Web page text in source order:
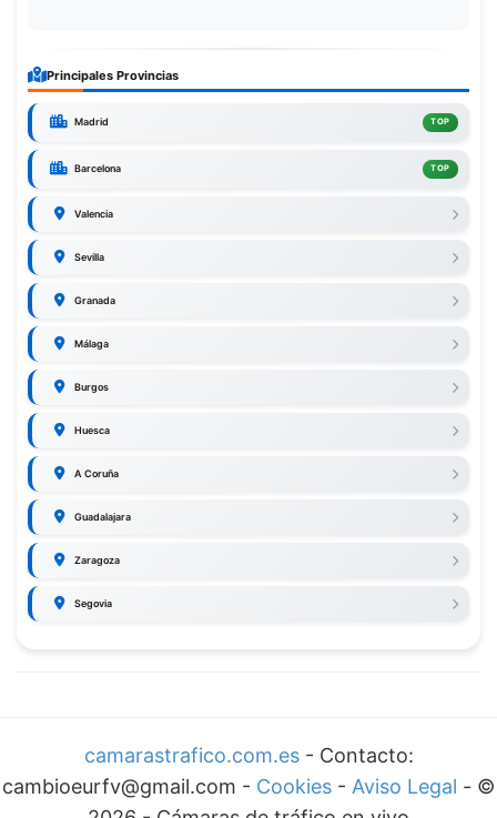
Principales Provincias
Madrid TOP
Barcelona TOP
Valencia
Sevilla
Granada
Málaga
Burgos
Huesca
A Coruña
Guadalajara
Zaragoza
Segovia
camarastrafico.com.es- Contacto:
cambioeurfv@gmail.com - Cookies - Aviso Legal - ©